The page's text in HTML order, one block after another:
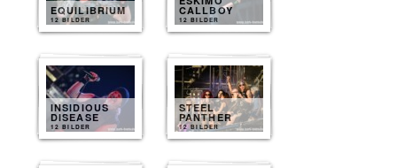
EQUILIBRIUM
12 BILDER
CALLBOY
12 BILDER
INSIDIOUS
DISEASE
12 BILDER
STEEL
PANTHER
12 BILDER